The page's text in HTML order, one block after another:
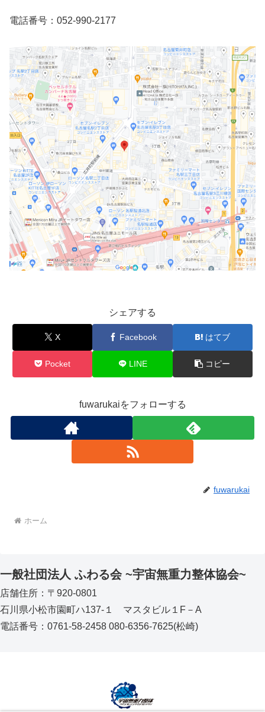
電話番号：052-990-2177
シェアする
X Facebook はてブ
Pocket LINE コピー
fuwarukaiをフォローする
fuwarukai
ホーム
一般社団法人 ふわる会 ~宇宙無重力整体協会~
店舗住所：〒920-0801
石川県小松市園町ハ137‐１ マスタビル１F－A
電話番号：0761-58-2458 080-6356-7625(松崎)